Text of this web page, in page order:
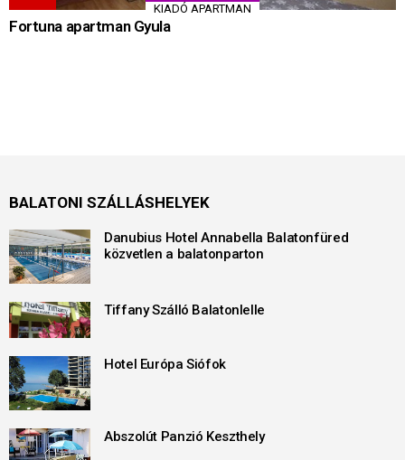
KIADÓ APARTMAN
Fortuna apartman Gyula
BALATONI SZÁLLÁSHELYEK
Danubius Hotel Annabella Balatonfüred
közvetlen a balatonparton
Tiffany Szálló Balatonlelle
Hotel Európa Siófok
Abszolút Panzió Keszthely